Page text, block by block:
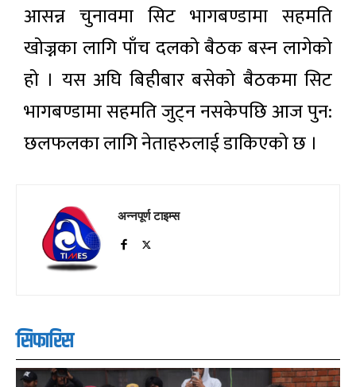
आसन्न चुनावमा सिट भागबण्डामा सहमति
खोज्नका लागि पाँच दलको बैठक बस्न लागेको
हो । यस अघि बिहीबार बसेको बैठकमा सिट
भागबण्डामा सहमति जुट्न नसकेपछि आज पुन:
छलफलका लागि नेताहरुलाई डाकिएको छ ।
अन्नपूर्ण टाइम्स
सिफारिस